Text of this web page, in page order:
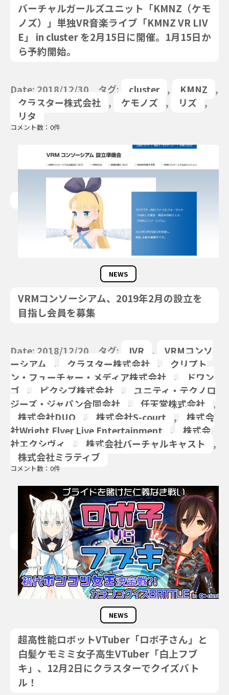
バーチャルガールズユニット「KMNZ（ケモ
ノズ）」単独VR音楽ライブ「KMNZ VR LIV
E」 in cluster を2月15日に開催。1月15日か
ら予約開始。
Date: 2018/12/30 タグ: cluster , KMNZ
,
クラスター株式会社
, ケモノズ , リズ
,
リタ
コメント数：0件
NEWS
VRMコンソーシアム、2019年2月の設立を
目指し会員を募集
Date: 2018/12/20 タグ: IVR ,
VRMコンソ
ーシアム
, クラスター株式会社 ,
クリプト
ン・フューチャー・メディア株式会社
,
ドワン
ゴ
, ピクシブ株式会社 ,
ユニティ・テクノロ
ジーズ・ジャパン合同会社
, 任天堂株式会社
,
株式会社DUO
, 株式会社S-court ,
株式会
社Wright Flyer Live Entertainment
,
株式会
社エクシヴィ
, 株式会社バーチャルキャスト
,
株式会社ミラティブ
コメント数：0件
NEWS
超高性能ロボットVTuber「ロボ子さん」と
白髪ケモミミ女子高生VTuber「白上フブ
キ」、12月2日にクラスターでクイズバト
ル！